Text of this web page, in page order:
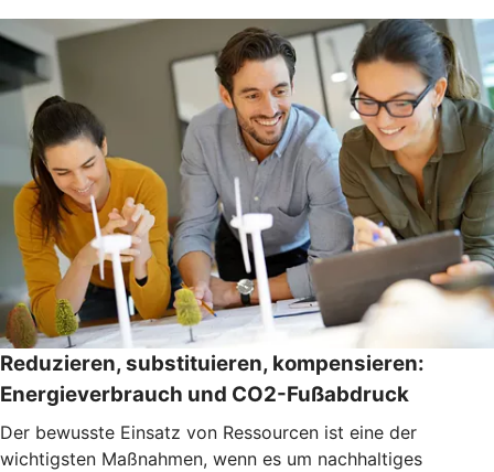
Reduzieren, substituieren, kompensieren:
Energieverbrauch und CO2-Fußabdruck
Der bewusste Einsatz von Ressourcen ist eine der
wichtigsten Maßnahmen, wenn es um nachhaltiges